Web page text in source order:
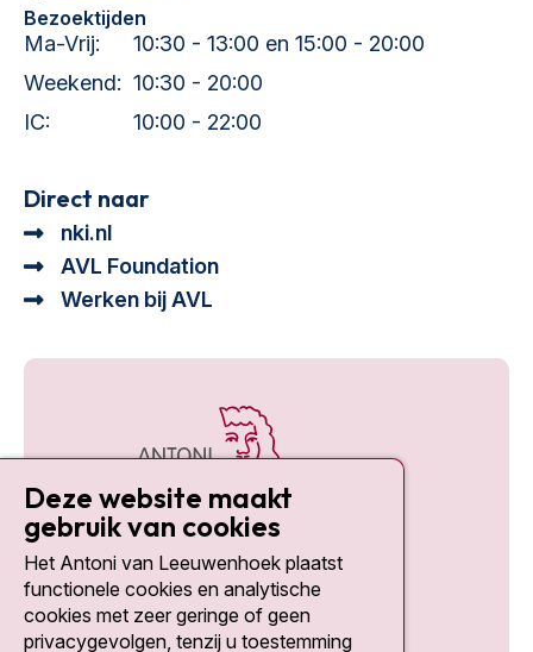
Bezoektijden
Ma-Vrij:
10:30 - 13:00 en 15:00 - 20:00
Weekend: 10:30 - 20:00
IC:
10:00 - 22:00
Direct naar
nki.nl
AVL Foundation
Werken bij AVL
Social media
Deze website maakt
gebruik van cookies
Het Antoni van Leeuwenhoek plaatst
functionele cookies en analytische
cookies met zeer geringe of geen
privacygevolgen, tenzij u toestemming